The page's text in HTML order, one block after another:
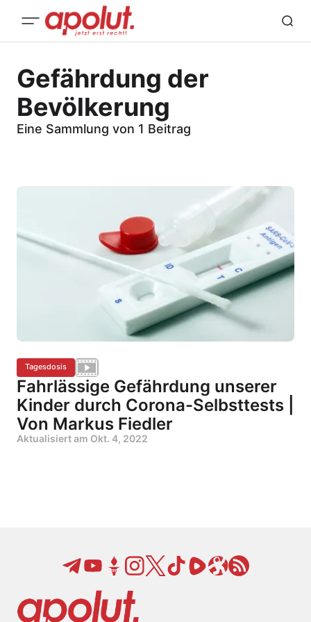
Gefährdung der
Bevölkerung
Eine Sammlung von 1 Beitrag
Tagesdosis
Fahrlässige Gefährdung unserer
Kinder durch Corona-Selbsttests |
Von Markus Fiedler
Aktualisiert am Okt. 4, 2022